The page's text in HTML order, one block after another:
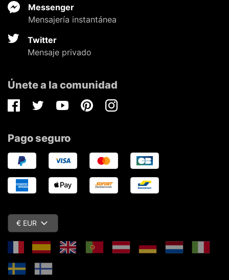
Messenger
Mensajería instantánea
Twitter
Mensaje privado
Únete a la comunidad
FacebookTwitterYoutubePinterestInstagram
Pago seguro
€ EUR